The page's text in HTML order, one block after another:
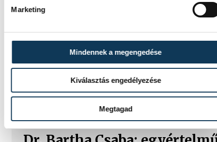
Marketing
Mindennek a megengedése
Kiválasztás engedélyezése
Megtagad
Érzelmekben és gólokban gazdag
gálamérkőzést láthatott a veszprémi
közönség péntek este. A One Veszprém
idénybeli első hazai mérkőzésén
nyert a szlovén RK Celje ellen, az est
azonban Gasper Marguc búcsúja miatt
marad örökre emlékezetes. A szlovén
közönségkedvenc utoljára öltötte magára
bakonyiak 24-es mezét, amelyet a klub
örökre visszavonultatott.